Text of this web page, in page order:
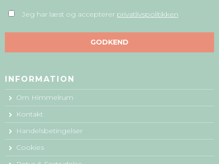
Jeg har læst og accepterer privatlivspolitikken
GODKEND
INFORMATION
Om Himmelrum
Kontakt
Handelsbetingelser
Cookies